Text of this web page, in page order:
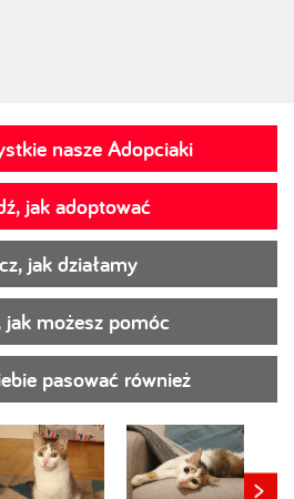
nasze Adopciaki
jak adoptować
jak działamy
jak możesz pomóc
pasować również